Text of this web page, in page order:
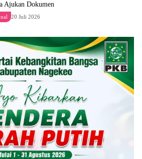
Ajukan Dokumen
20 Juli 2026